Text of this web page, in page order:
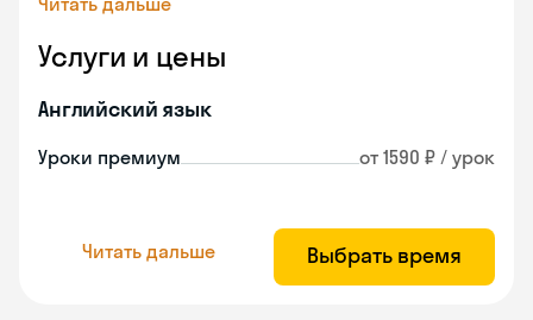
Услуги и цены
Английский язык
Уроки премиум от 1590 ₽ / урок
Читать дальше Выбрать время